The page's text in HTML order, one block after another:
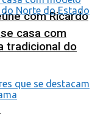
com Ricardo
casa com
tradicional do